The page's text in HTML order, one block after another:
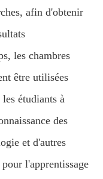
afin d'obtenir
les chambres
être utilisées
étudiants à
des
et d'autres
l'apprentissage